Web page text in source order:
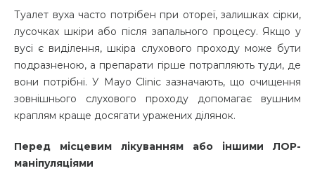
Туалет вуха часто потрібен при отореї, залишках сірки,
лусочках шкіри або після запального процесу. Якщо у
вусі є виділення, шкіра слухового проходу може бути
подразненою, а препарати гірше потрапляють туди, де
вони потрібні. У Mayo Clinic зазначають, що очищення
зовнішнього слухового проходу допомагає вушним
краплям краще досягати уражених ділянок.
Перед місцевим лікуванням або іншими ЛОР-
маніпуляціями